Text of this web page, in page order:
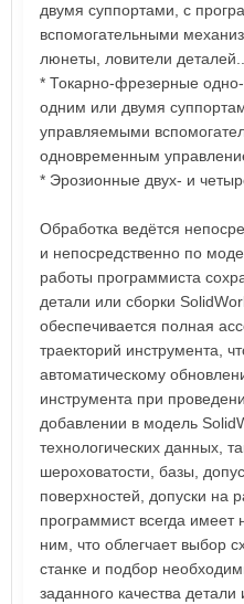
двумя суппортами, с
вспомогательными
люнеты, ловители
* Токарно-фрезерные
одним или двумя
управляемыми
одновременным
* Эрозионные двух- и
Обработка ведётся
и непосредственно по
работы программиста
детали или сборки
обеспечивается полная
траекторий инструмента,
автоматическому
инструмента при
добавлении в модель
технологических данных,
шероховатости, базы,
поверхностей, допуски на
программист всегда имеет
ним, что облегчает выбор
станке и подбор
заданного качества